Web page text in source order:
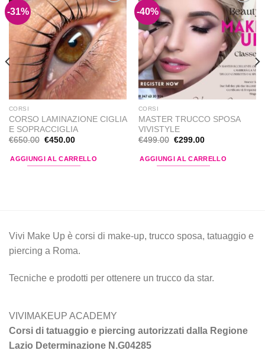
-31%
Aggiungi
alla lista
dei
desideri
CORSI
CORSO LAMINAZIONE CIGLIA
E SOPRACCIGLIA
€650.00 Il
originale
era:
€450.00Il
attuale
è:
AGGIUNGI AL CARRELLO
-40%
Aggiungi
alla lista
dei
desideri
CORSI
MASTER TRUCCO SPOSA
VIVISTYLE
€499.00 Il
originale
era:
€299.00Il
attuale
è:
AGGIUNGI AL CARRELLO
Vivi Make Up è corsi di make-up, trucco sposa, tatuaggio e
piercing a Roma.
Tecniche e prodotti per ottenere un trucco da star.
VIVIMAKEUP ACADEMY
Corsi di tatuaggio e piercing autorizzati dalla Regione
Lazio Determinazione N.G04285